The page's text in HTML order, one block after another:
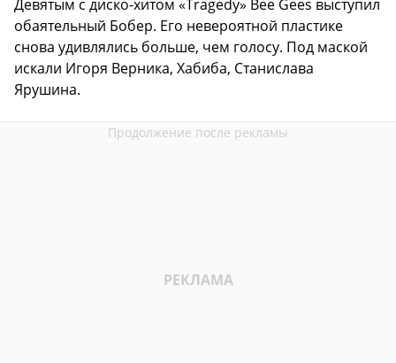
Девятым с диско-хитом «Tragedy» Bee Gees выступил
обаятельный Бобер. Его невероятной пластике
снова удивлялись больше, чем голосу. Под маской
искали Игоря Верника, Хабиба, Станислава
Ярушина.